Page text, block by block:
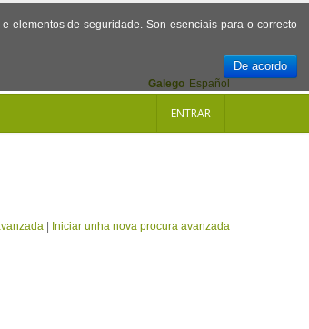
elementos de seguridade. Son esenciais para o correcto
De acordo
Español
Galego
ENTRAR
Iniciar unha nova procura avanzada